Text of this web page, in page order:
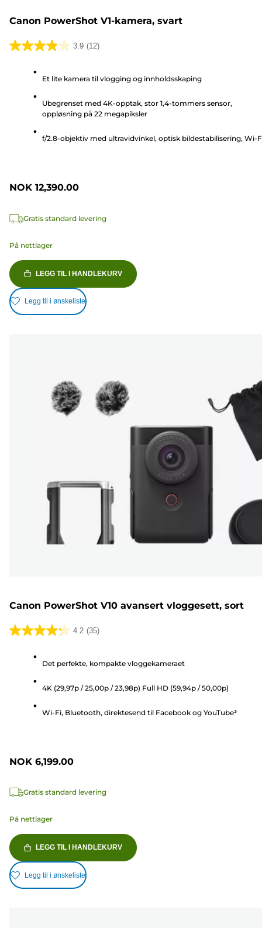
Canon PowerShot V1-kamera, svart
3.9 (12)
3.9
stjerner.
Et lite kamera til vlogging og innholdsskaping
Ubegrenset med 4K-opptak, stor 1,4-tommers sensor,
oppløsning på 22 megapiksler
f/2.8-objektiv med ultravidvinkel, optisk bildestabilisering, Wi-
NOK 12,390.00
Gratis standard levering
På nettlager
LEGG TIL I HANDLEKURV
Legg til i ønskeliste
Canon PowerShot V10 avansert vloggesett, sort
4.2 (35)
4.2
stjerner.
omtaler
Det perfekte, kompakte vloggekameraet
4K (29,97p / 25,00p / 23,98p) Full HD (59,94p / 50,00p)
Wi-Fi, Bluetooth, direktesend til Facebook og YouTube³
NOK 6,199.00
Gratis standard levering
På nettlager
LEGG TIL I HANDLEKURV
Legg til i ønskeliste